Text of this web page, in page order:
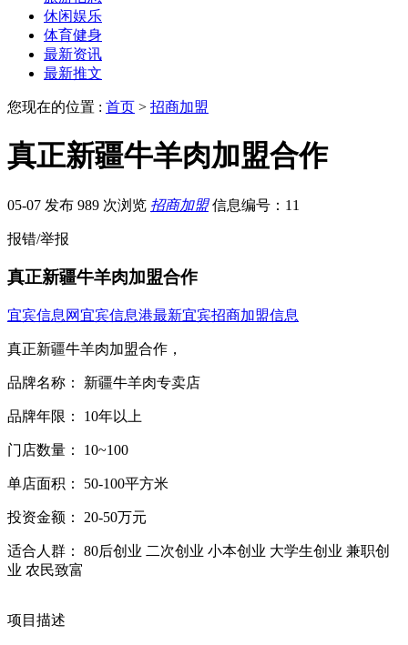
休闲娱乐
体育健身
最新资讯
最新推文
您现在的位置 : 首页 > 招商加盟
真正新疆牛羊肉加盟合作
05-07 发布 989 次浏览 招商加盟 信息编号：11
报错/举报
真正新疆牛羊肉加盟合作
宜宾信息网宜宾信息港最新宜宾招商加盟信息
真正新疆牛羊肉加盟合作，
品牌名称： 新疆牛羊肉专卖店
品牌年限： 10年以上
门店数量： 10~100
单店面积： 50-100平方米
投资金额： 20-50万元
适合人群： 80后创业 二次创业 小本创业 大学生创业 兼职创
业 农民致富
项目描述